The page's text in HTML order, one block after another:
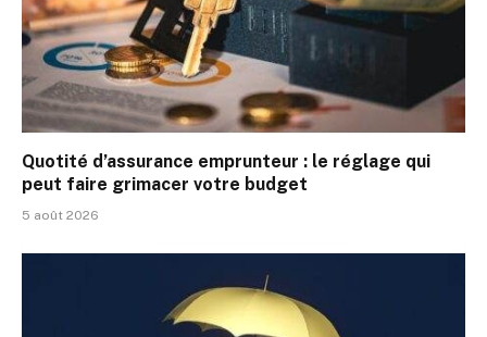
Quotité d’assurance emprunteur : le réglage qui
peut faire grimacer votre budget
5 août 2026